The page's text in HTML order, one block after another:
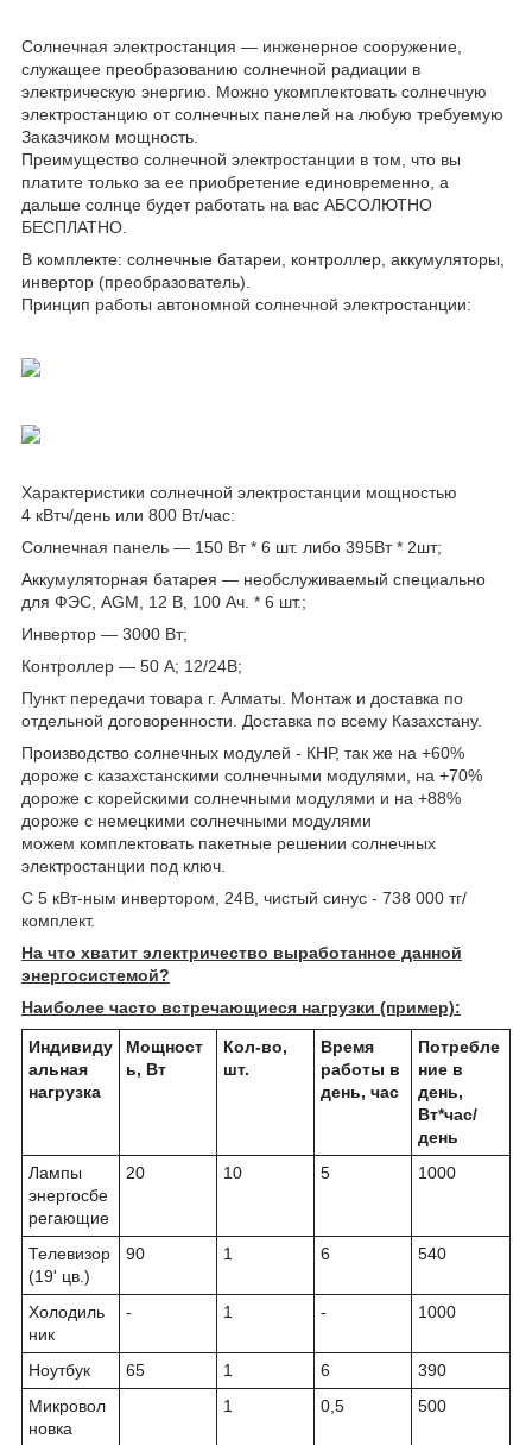
Солнечная электростанция — инженерное сооружение,
служащее преобразованию солнечной радиации в
электрическую энергию. Можно укомплектовать солнечную
электростанцию от солнечных панелей на любую требуемую
Заказчиком мощность.
Преимущество солнечной электростанции в том, что вы
платите только за ее приобретение единовременно, а
дальше солнце будет работать на вас АБСОЛЮТНО
БЕСПЛАТНО.
В комплекте: солнечные батареи, контроллер, аккумуляторы,
инвертор (преобразователь).
Принцип работы автономной солнечной электростанции:
Характеристики солнечной электростанции мощностью
4 кВтч/день или 800 Вт/час:
Солнечная панель ― 150 Вт * 6 шт. либо 395Вт * 2шт;
Аккумуляторная батарея ― необслуживаемый специально
для ФЭС, AGM, 12 В, 100 Ач. * 6 шт.;
Инвертор ― 3000 Вт;
Контроллер ― 50 А; 12/24В;
Пункт передачи товара г. Алматы. Монтаж и доставка по
отдельной договоренности. Доставка по всему Казахстану.
Производство солнечных модулей - КНР, так же на +60%
дороже с казахстанскими солнечными модулями, на +70%
дороже с корейскими солнечными модулями и на +88%
дороже с немецкими солнечными модулями
можем комплектовать пакетные решении солнечных
электростанции под ключ.
С 5 кВт-ным инвертором, 24В, чистый синус - 738 000 тг/
комплект.
На что хватит электричество выработанное данной
энергосистемой?
Наиболее часто встречающиеся нагрузки (пример):
Индивиду
альная
нагрузка
Мощност
ь, Вт
Кол-во,
шт.
Время
работы в
день, час
Потребле
ние в
день,
Вт*час/
день
Лампы
энергосбе
регающие
20 10 5 1000
Телевизор
(19' цв.)
90 1 6 540
Холодиль
ник
- 1 - 1000
Ноутбук 65 1 6
390
Микровол
новка
1 0,5 500